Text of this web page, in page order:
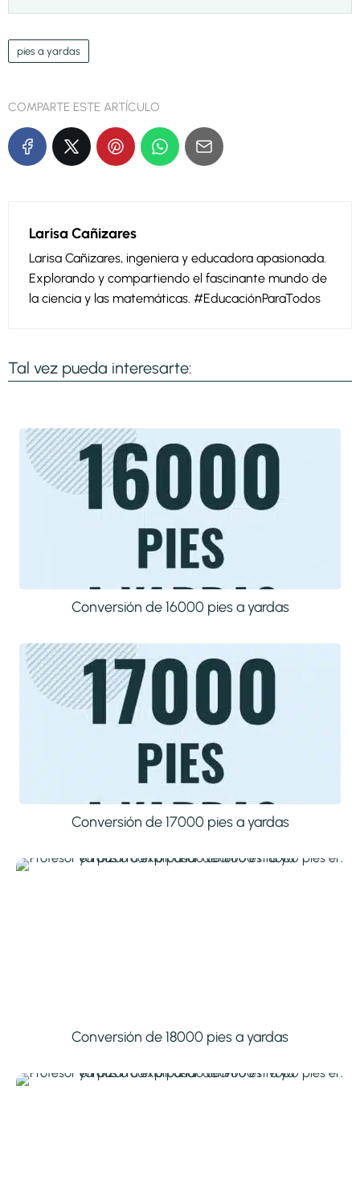
pies a yardas
COMPARTE ESTE ARTÍCULO
Larisa Cañizares
Larisa Cañizares, ingeniera y educadora apasionada.
Explorando y compartiendo el fascinante mundo de
la ciencia y las matemáticas. #EducaciónParaTodos
Tal vez pueda interesarte:
Conversión de 16000 pies a yardas
Conversión de 17000 pies a yardas
Conversión de 18000 pies a yardas